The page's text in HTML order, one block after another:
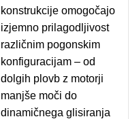
konstrukcije omogočajo
izjemno prilagodljivost
različnim pogonskim
konfiguracijam – od
dolgih plovb z motorji
manjše moči do
dinamičnega glisiranja